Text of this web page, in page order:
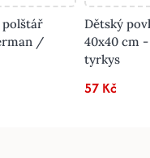
polštář
/
Dětský
40x40 cm
tyrkys
57 Kč